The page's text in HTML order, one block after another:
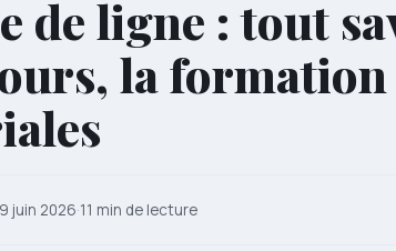
de ligne : tout
la formation
9 juin 2026·11 min de lecture